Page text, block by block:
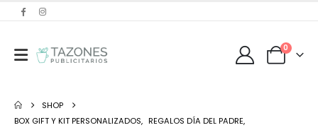
0
SHOP
BOX GIFT Y KIT PERSONALIZADOS, REGALOS DÍA DEL PADRE,